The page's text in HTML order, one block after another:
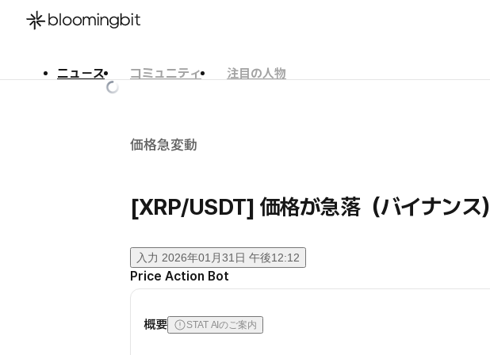
ニュース コミュニティ
注目の人物
価格急変動
[XRP/USDT] 価格が急落（バイナンス）
入力 2026年01月31日 午後12:12
Price Action Bot
概要 STAT AIのご案内